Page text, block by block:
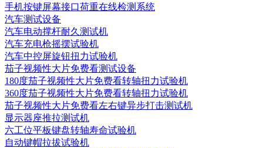
手机按键屏幕接口荷重在线检测系统
汽车测试设备
汽车电动撑杆耐久测试机
汽车充电枪摇摆试验机
汽车中控屏旋钮扭力试验机
茄子视频性大片免费看测试设备
180度茄子视频性大片免费看转轴扭力试验机
360度茄子视频性大片免费看转轴扭力试验机
茄子视频性大片免费看左右键异步打击测试机
显示器座推拉测试机
六工位平板键盘转轴寿命试验机
自动键帽拉拔试验机